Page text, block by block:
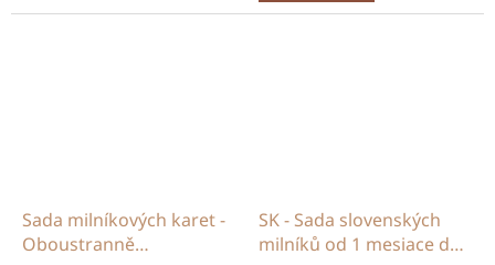
5
Sada milníkových karet -
Oboustranně
SK - Sada slovenských
milníků od 1 mesiace do